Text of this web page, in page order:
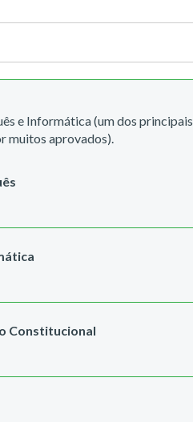
e Informática (um dos principais
muitos aprovados).
Constitucional